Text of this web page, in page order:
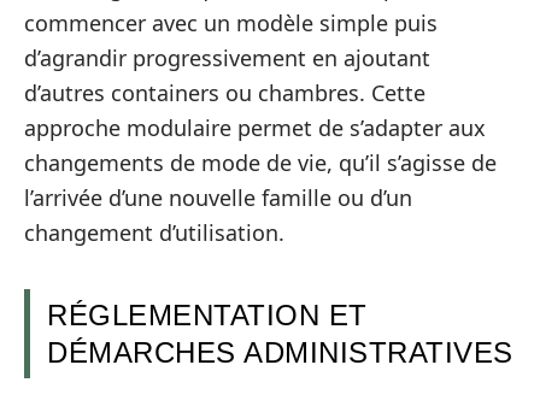
commencer avec un modèle simple puis
d’agrandir progressivement en ajoutant
d’autres containers ou chambres. Cette
approche modulaire permet de s’adapter aux
changements de mode de vie, qu’il s’agisse de
l’arrivée d’une nouvelle famille ou d’un
changement d’utilisation.
RÉGLEMENTATION ET
DÉMARCHES ADMINISTRATIVES